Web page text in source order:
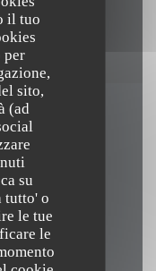
il tuo
per
sito,
(ad
su
tutto' o
le tue
le
Assegni,